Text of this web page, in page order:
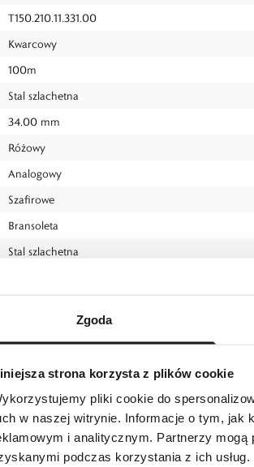
Zgoda
strona korzysta z plików cookie
pliki cookie do
w naszej witrynie. Informacje o tym, jak
i analitycznym. Partnerzy mogą
podczas korzystania z ich usług.
T150.210.11.331.00
Kwarcowy
100m
Stal szlachetna
34,00 mm
Różowy
Analogowy
Szafirowe
Bransoleta
Stal szlachetna
Powłoka luminescencyjna na indeksach i
Klasyczny
Dla kobiety
Tissot S.A.
Chemin des Tourelles 17
2400 Le Locle
Switzerland